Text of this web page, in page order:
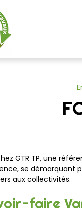
GTR TP, une
se démarquant
aux collectivités.
faire